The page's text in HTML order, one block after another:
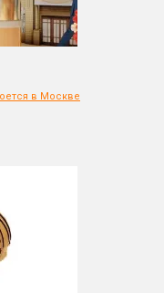
в Москве